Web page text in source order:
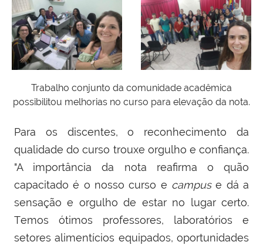
Trabalho conjunto da comunidade acadêmica
possibilitou melhorias no curso para elevação da nota.
Para os discentes, o reconhecimento da
qualidade do curso trouxe orgulho e confiança.
"A importância da nota reafirma o quão
capacitado é o nosso curso e campuse dá a
sensação e orgulho de estar no lugar certo.
Temos ótimos professores, laboratórios e
setores alimentícios equipados, oportunidades